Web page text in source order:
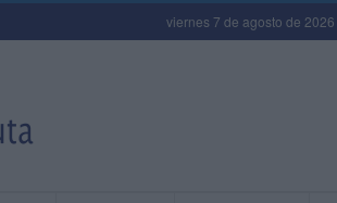
viernes 7 de agosto de 2026